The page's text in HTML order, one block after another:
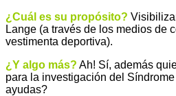
¿Cuál es su propósito?
Lange (a través de los medios de
vestimenta deportiva).
¿Y algo más? Ah! Sí, además
para la investigación del Síndrome
ayudas?